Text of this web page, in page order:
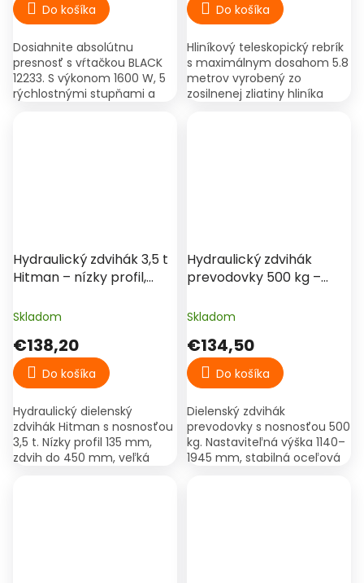
Do košíka
Dosiahnite absolútnu
presnosť s vŕtačkou BLACK
12233. S výkonom 1600 W, 5
rýchlostnými stupňami a
Do košíka
Hliníkový teleskopický rebrík
s maximálnym dosahom 5.8
metrov vyrobený zo
zosilnenej zliatiny hliníka
Hydraulický zdvihák 3,5 t
Hitman – nízky profil,
Skladom
€138,20
Do košíka
Hydraulický dielenský
zdvihák Hitman s nosnosťou
3,5 t. Nízky profil 135 mm,
zdvih do 450 mm, veľká
Hydraulický zdvihák
prevodovky 500 kg –
Skladom
€134,50
Do košíka
Dielenský zdvihák
prevodovky s nosnosťou 500
kg. Nastaviteľná výška 1140–
1945 mm, stabilná oceľová